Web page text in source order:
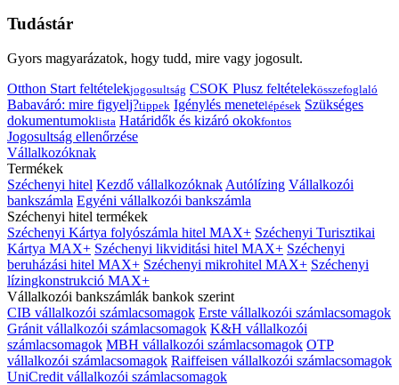
Tudástár
Gyors magyarázatok, hogy tudd, mire vagy jogosult.
Otthon Start feltételekjogosultság CSOK Plusz feltételekösszefoglaló
Babaváró: mire figyelj?tippek Igénylés menetelépések Szükséges
dokumentumoklista Határidők és kizáró okokfontos
Jogosultság ellenőrzése
Vállalkozóknak
Termékek
Széchenyi hitel Kezdő vállalkozóknak Autólízing Vállalkozói
bankszámla Egyéni vállalkozói bankszámla
Széchenyi hitel termékek
Széchenyi Kártya folyószámla hitel MAX+ Széchenyi Turisztikai
Kártya MAX+ Széchenyi likviditási hitel MAX+ Széchenyi
beruházási hitel MAX+ Széchenyi mikrohitel MAX+ Széchenyi
lízingkonstrukció MAX+
Vállalkozói bankszámlák bankok szerint
CIB vállalkozói számlacsomagok Erste vállalkozói számlacsomagok
Gránit vállalkozói számlacsomagok K&H vállalkozói
számlacsomagok MBH vállalkozói számlacsomagok OTP
vállalkozói számlacsomagok Raiffeisen vállalkozói számlacsomagok
UniCredit vállalkozói számlacsomagok